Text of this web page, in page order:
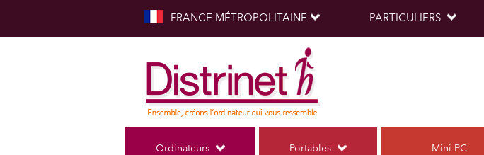
FRANCE MÉTROPOLITAINE PARTICULIERS
Ordinateurs Portables Mini PC